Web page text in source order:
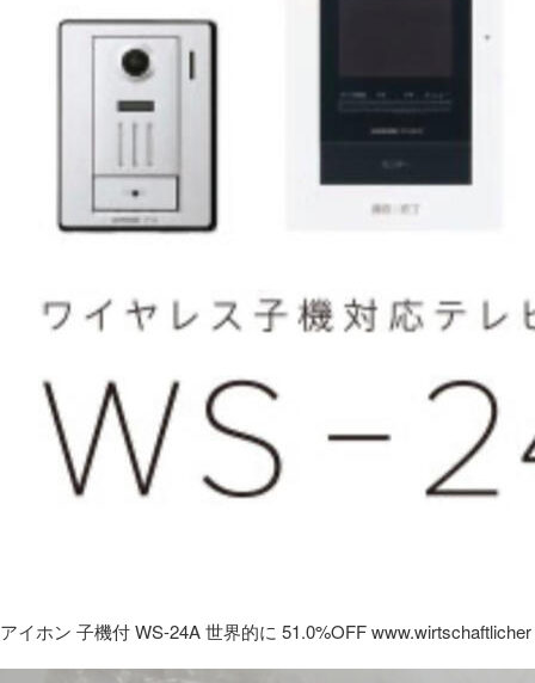
アイホン 子機付 WS-24A 世界的に 51.0%OFF www.wirtschaftlicher